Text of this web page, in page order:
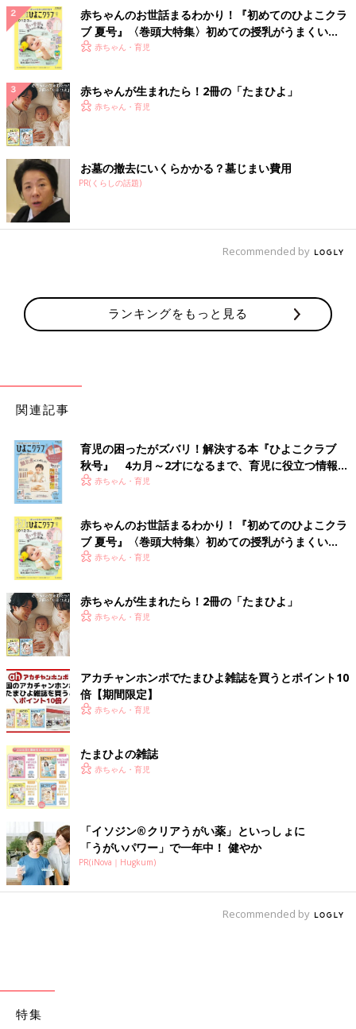
赤ちゃんのお世話まるわかり！『初めてのひよこクラ
ブ 夏号』〈巻頭大特集〉初めての授乳がうまくい
く！ おっぱい・ミルクの基本と夏のトラブル 解決テ
赤ちゃん・育児
赤ちゃんが生まれたら！2冊の「たまひよ」
赤ちゃん・育児
お墓の撤去にいくらかかる？墓じまい費用
PR(くらしの話題)
Recommended by
ランキングをもっと見る
関連記事
育児の困ったがズバリ！解決する本『ひよこクラブ
秋号』 4カ月～2才になるまで、育児に役立つ情報が
いっぱい！
赤ちゃん・育児
赤ちゃんのお世話まるわかり！『初めてのひよこクラ
ブ 夏号』〈巻頭大特集〉初めての授乳がうまくい
く！ おっぱい・ミルクの基本と夏のトラブル 解決テ
赤ちゃん・育児
赤ちゃんが生まれたら！2冊の「たまひよ」
赤ちゃん・育児
アカチャンホンポでたまひよ雑誌を買うとポイント10
倍【期間限定】
赤ちゃん・育児
たまひよの雑誌
赤ちゃん・育児
「イソジン®クリアうがい薬」といっしょに
「うがいパワー」で一年中！ 健やか
PR(iNova｜Hugkum)
Recommended by
特集